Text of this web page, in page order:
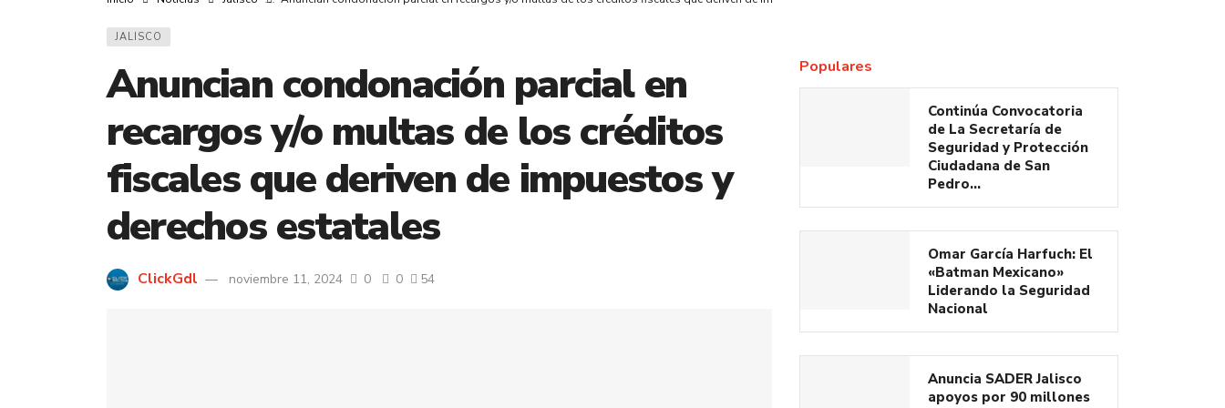
JALISCO
Anuncian condonación parcial en
recargos y/o multas de los créditos
fiscales que deriven de impuestos y
derechos estatales
ClickGdl noviembre 11, 2024 0 0 54
Populares
Continúa Convocatoria
de La Secretaría de
Seguridad y Protección
Ciudadana de San
Pedro…
Omar García Harfuch: El
«Batman Mexicano»
Liderando la Seguridad
Nacional
Anuncia SADER Jalisco
apoyos por 90 millones